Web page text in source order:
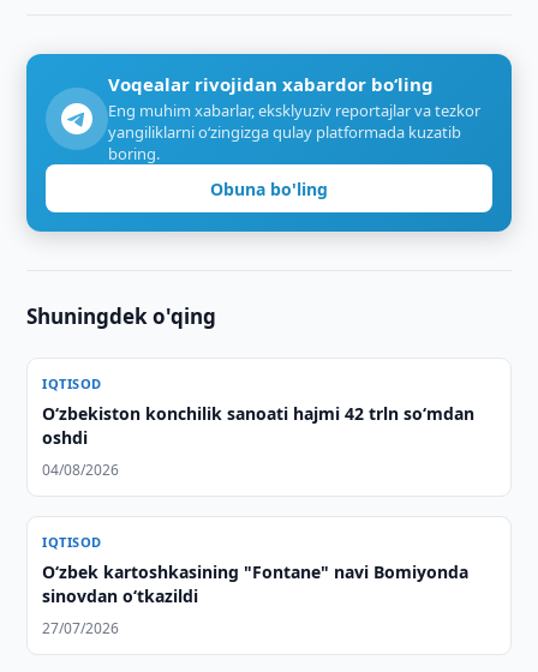
Voqealar rivojidan xabardor bo‘ling
Eng muhim xabarlar, eksklyuziv reportajlar va tezkor
yangiliklarni o‘zingizga qulay platformada kuzatib
boring.
Obuna bo'ling
Shuningdek o'qing
IQTISOD
O‘zbekiston konchilik sanoati hajmi 42 trln so‘mdan
oshdi
04/08/2026
IQTISOD
Oʻzbek kartoshkasining "Fontane" navi Bomiyonda
sinovdan oʻtkazildi
27/07/2026